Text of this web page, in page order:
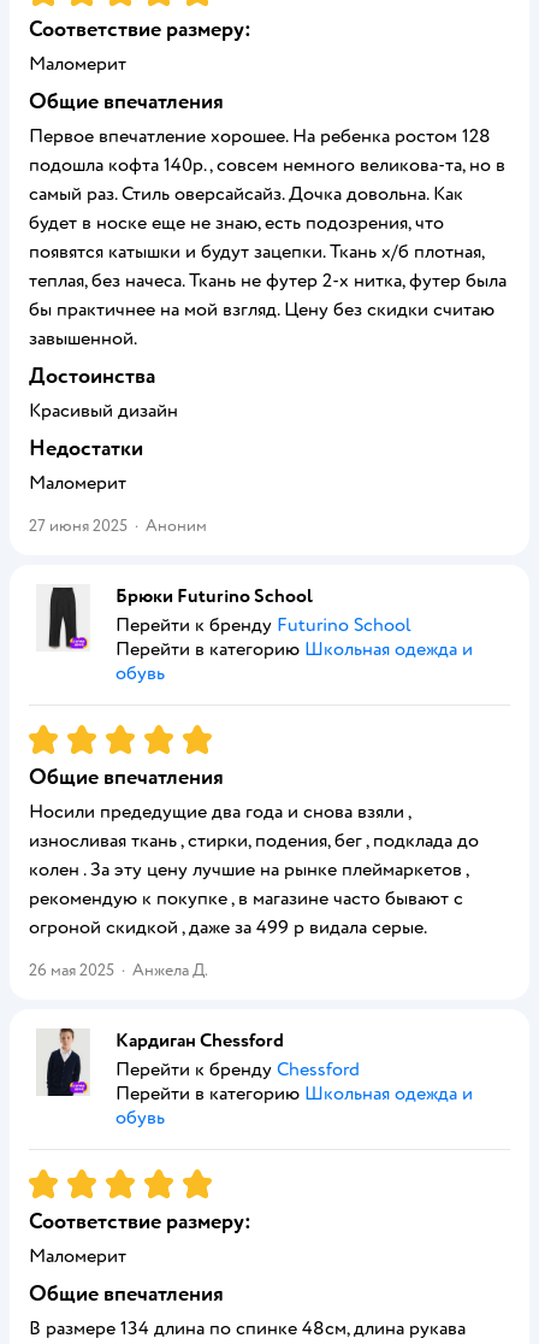
Соответствие размеру:
Маломерит
Общие впечатления
Первое впечатление хорошее. На ребенка ростом 128
подошла кофта 140р., совсем немного великова-та, но в
самый раз. Стиль оверсайсайз. Дочка довольна. Как
будет в носке еще не знаю, есть подозрения, что
появятся катышки и будут зацепки. Ткань х/б плотная,
теплая, без начеса. Ткань не футер 2-х нитка, футер была
бы практичнее на мой взгляд. Цену без скидки считаю
завышенной.
Достоинства
Красивый дизайн
Недостатки
Маломерит
27 июня 2025 · Аноним
Брюки Futurino School
Перейти к бренду Futurino School
Перейти в категорию Школьная одежда и
обувь
Рейтинг:5
Общие впечатления
Носили предедущие два года и снова взяли ,
износливая ткань , стирки, подения, бег , подклада до
колен . За эту цену лучшие на рынке плеймаркетов ,
рекомендую к покупке , в магазине часто бывают с
огроной скидкой , даже за 499 р видала серые.
26 мая 2025 · Анжела Д.
Кардиган Chessford
Перейти к бренду Chessford
Перейти в категорию Школьная одежда и
обувь
Рейтинг:5
Соответствие размеру:
Маломерит
Общие впечатления
В размере 134 длина по спинке 48см, длина рукава